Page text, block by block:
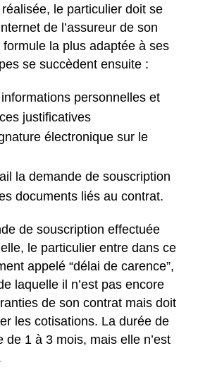
le particulier doit se
de l’assureur de son
la plus adaptée à ses
se succèdent ensuite :
personnelles et
justificatives
électronique sur le
la demande de souscription
documents liés au contrat.
de souscription effectuée
le particulier entre dans ce
appelé “délai de carence”,
laquelle il n’est pas encore
de son contrat mais doit
les cotisations. La durée de
de 1 à 3 mois, mais elle n’est